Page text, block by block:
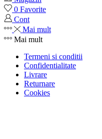
0 Favorite
Cont
Mai mult
Mai mult
Termeni si conditii
Confidentialitate
Livrare
Returnare
Cookies